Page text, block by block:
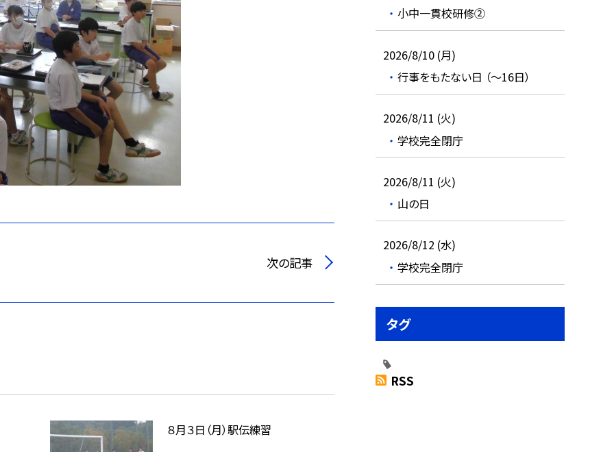
次の記事
８月３日（月）駅伝練習
小中一貫校研修②
2026/8/10 (月)
行事をもたない日 （～16日）
2026/8/11 (火)
学校完全閉庁
2026/8/11 (火)
山の日
2026/8/12 (水)
学校完全閉庁
タグ
RSS